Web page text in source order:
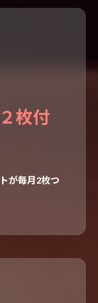
枚付
が毎月2枚つ